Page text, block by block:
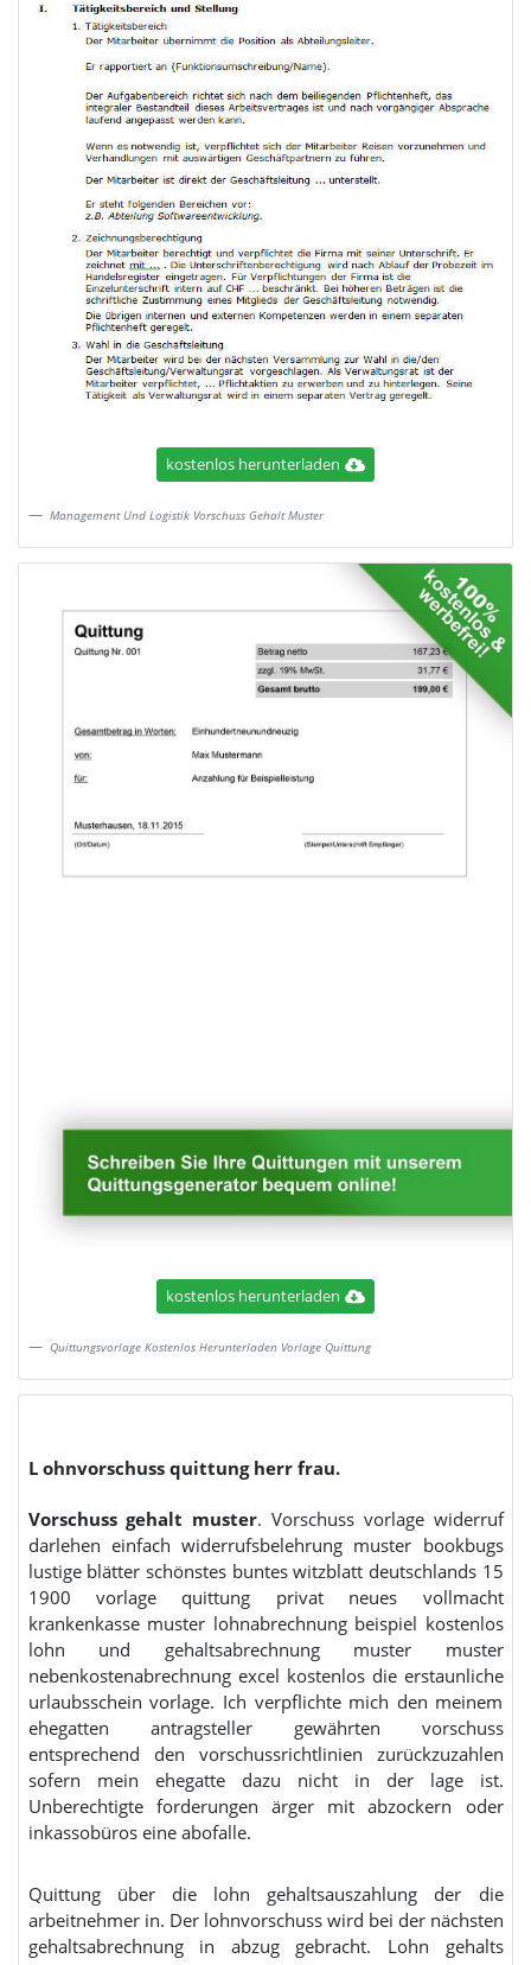
kostenlos herunterladen
Management Und Logistik Vorschuss Gehalt Muster
kostenlos herunterladen
Quittungsvorlage Kostenlos Herunterladen Vorlage Quittung
L ohnvorschuss quittung herr frau.
Vorschuss gehalt muster. Vorschuss vorlage widerruf
darlehen einfach widerrufsbelehrung muster bookbugs
lustige blätter schönstes buntes witzblatt deutschlands 15
1900 vorlage quittung privat neues vollmacht
krankenkasse muster lohnabrechnung beispiel kostenlos
lohn und gehaltsabrechnung muster muster
nebenkostenabrechnung excel kostenlos die erstaunliche
urlaubsschein vorlage. Ich verpflichte mich den meinem
ehegatten antragsteller gewährten vorschuss
entsprechend den vorschussrichtlinien zurückzuzahlen
sofern mein ehegatte dazu nicht in der lage ist.
Unberechtigte forderungen ärger mit abzockern oder
inkassobüros eine abofalle.
Quittung über die lohn gehaltsauszahlung der die
arbeitnehmer in. Der lohnvorschuss wird bei der nächsten
gehaltsabrechnung in abzug gebracht. Lohn gehalts